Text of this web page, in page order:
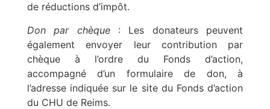
de réductions d’impôt.
Don par chèque: Les donateurs peuvent
également envoyer leur contribution par
chèque à l’ordre du Fonds d’action,
accompagné d’un formulaire de don, à
l’adresse indiquée sur le site du Fonds d’action
du CHU de Reims.